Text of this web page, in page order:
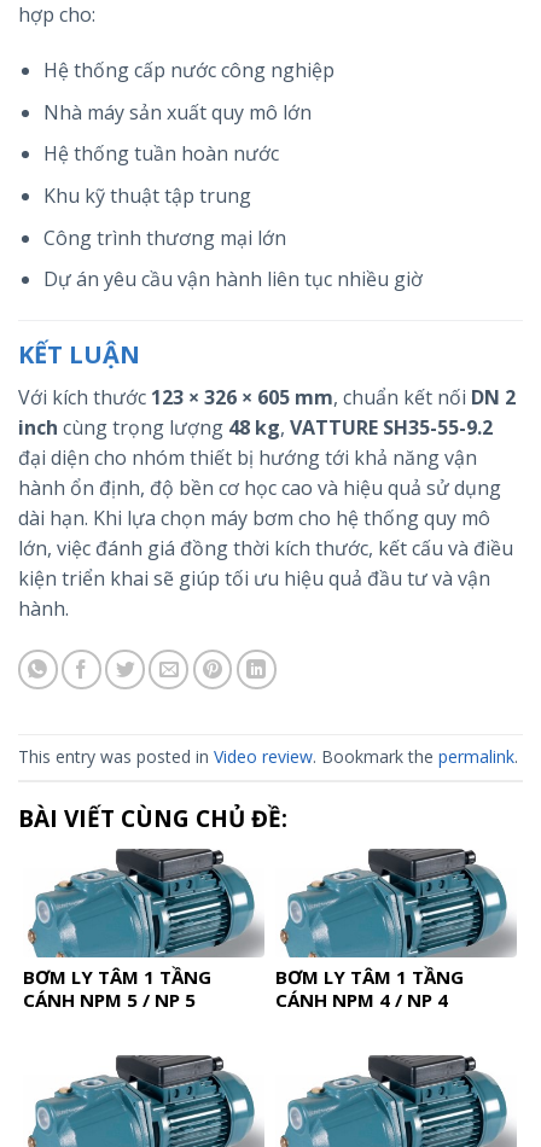
hợp cho:
Hệ thống cấp nước công nghiệp
Nhà máy sản xuất quy mô lớn
Hệ thống tuần hoàn nước
Khu kỹ thuật tập trung
Công trình thương mại lớn
Dự án yêu cầu vận hành liên tục nhiều giờ
KẾT LUẬN
Với kích thước 123 × 326 × 605 mm, chuẩn kết nối DN 2
inch cùng trọng lượng 48 kg, VATTURE SH35-55-9.2
đại diện cho nhóm thiết bị hướng tới khả năng vận
hành ổn định, độ bền cơ học cao và hiệu quả sử dụng
dài hạn. Khi lựa chọn máy bơm cho hệ thống quy mô
lớn, việc đánh giá đồng thời kích thước, kết cấu và điều
kiện triển khai sẽ giúp tối ưu hiệu quả đầu tư và vận
hành.
This entry was posted in Video review. Bookmark the permalink.
BÀI VIẾT CÙNG CHỦ ĐỀ:
BƠM LY TÂM 1 TẦNG
CÁNH NPM 5 / NP 5
BƠM LY TÂM 1 TẦNG
CÁNH NPM 4 / NP 4